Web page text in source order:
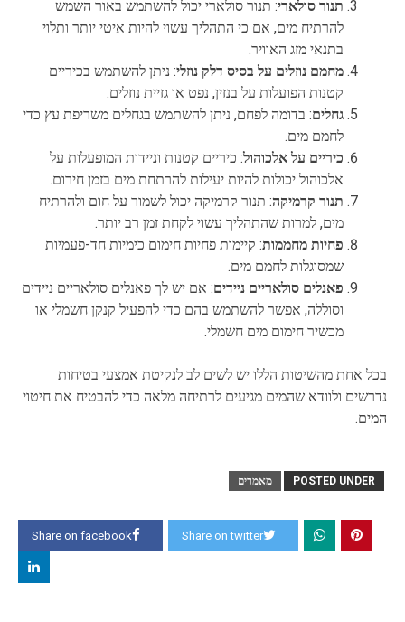
תנור סולארי: תנור סולארי יכול להשתמש באור השמש
להרתיח מים, אם כי התהליך עשוי להיות איטי יותר ותלוי
בתנאי מזג האוויר.
מחמם נוזלים על בסיס דלק נוזלי: ניתן להשתמש בכיריים
קטנות הפועלות על בנזין, נפט או גזיית נוזלים.
גחלים: בדומה לפחם, ניתן להשתמש בגחלים משריפת עץ כדי
לחמם מים.
כיריים על אלכוהול: כיריים קטנות וניידות המופעלות על
אלכוהול יכולות להיות יעילות להרתחת מים בזמן חירום.
תנור קרמיקה: תנור קרמיקה יכול לשמור על חום ולהרתיח
מים, למרות שהתהליך עשוי לקחת זמן רב יותר.
פחיות מחממות: קיימות פחיות חימום כימיות חד-פעמיות
שמסוגלות לחמם מים.
פאנלים סולאריים ניידים: אם יש לך פאנלים סולאריים ניידים
וסוללה, אפשר להשתמש בהם כדי להפעיל קנקן חשמלי או
מכשיר חימום מים חשמלי.
בכל אחת מהשיטות הללו יש לשים לב לנקיטת אמצעי בטיחות
נדרשים ולוודא שהמים מגיעים לרתיחה מלאה כדי להבטיח את חיטוי
המים.
POSTED UNDER מאמרים
Share on facebook Share on twitter